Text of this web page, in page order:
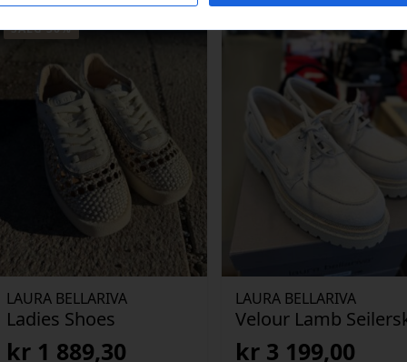
SALG 30%
LAURA BELLARIVA
Ladies Shoes
kr 1 889,30
LAURA BELLARIVA
Velour Lamb
kr 3 199,00